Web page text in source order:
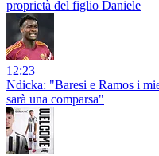
proprietà del figlio Daniele
12:23
Ndicka: "Baresi e Ramos i
sarà una comparsa"